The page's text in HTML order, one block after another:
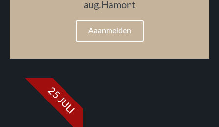
aug.Hamont
Aaanmelden
25 JULI